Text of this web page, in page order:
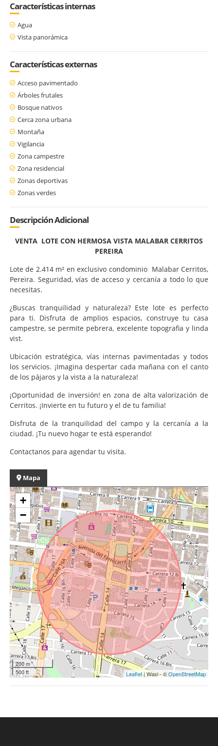
Características internas
Agua
Vista panorámica
Características externas
Acceso pavimentado
Árboles frutales
Bosque nativos
Cerca zona urbana
Montaña
Vigilancia
Zona campestre
Zona residencial
Zonas deportivas
Zonas verdes
Descripción Adicional
VENTA LOTE CON HERMOSA VISTA MALABAR CERRITOS
PEREIRA
Lote de 2.414 m² en exclusivo condominio Malabar Cerritos,
Pereira. Seguridad, vías de acceso y cercanía a todo lo que
necesitas.
¿Buscas tranquilidad y naturaleza? Este lote es perfecto
para ti. Disfruta de amplios espacios, construye tu casa
campestre, se permite pebrera, excelente topografia y linda
vist.
Ubicación estratégica, vías internas pavimentadas y todos
los servicios. ¡Imagina despertar cada mañana con el canto
de los pájaros y la vista a la naturaleza!
¡Oportunidad de inversión! en zona de alta valorización de
Cerritos. ¡Invierte en tu futuro y el de tu familia!
Disfruta de la tranquilidad del campo y la cercanía a la
ciudad. ¡Tu nuevo hogar te está esperando!
Contactanos para agendar tu visita.
Mapa
+
−
200 m
500 ft
Leaflet| Wasi - ©OpenStreetMap